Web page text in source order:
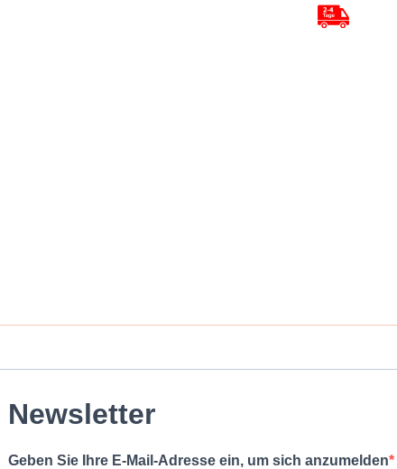
Newsletter
Geben Sie Ihre E-Mail-Adresse ein, um sich anzumelden